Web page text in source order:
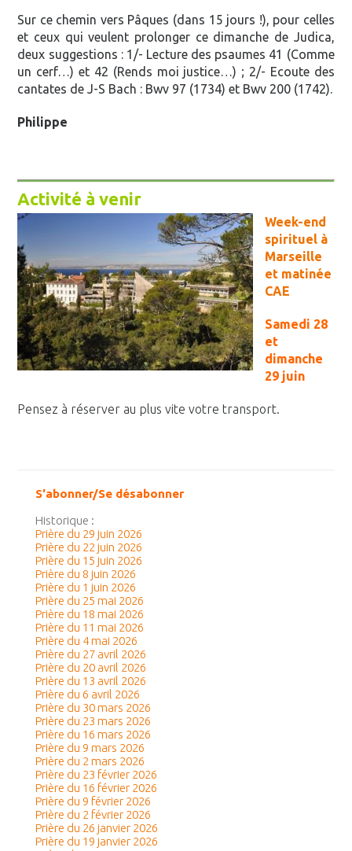
Sur ce chemin vers Pâques (dans 15 jours !), pour celles
et ceux qui veulent prolonger ce dimanche de Judica,
deux suggestions : 1/- Lecture des psaumes 41 (Comme
un cerf…) et 42 (Rends moi justice…) ; 2/- Ecoute des
cantates de J-S Bach : Bwv 97 (1734) et Bwv 200 (1742).
Philippe
Activité à venir
Week-end
spirituel à
Marseille
et matinée
CAE
Samedi 28
et
dimanche
29 juin
Pensez à réserver au plus vite votre transport.
S'abonner/Se désabonner
Historique :
Prière du 29 juin 2026
Prière du 22 juin 2026
Prière du 15 juin 2026
Prière du 8 juin 2026
Prière du 1 juin 2026
Prière du 25 mai 2026
Prière du 18 mai 2026
Prière du 11 mai 2026
Prière du 4 mai 2026
Prière du 27 avril 2026
Prière du 20 avril 2026
Prière du 13 avril 2026
Prière du 6 avril 2026
Prière du 30 mars 2026
Prière du 23 mars 2026
Prière du 16 mars 2026
Prière du 9 mars 2026
Prière du 2 mars 2026
Prière du 23 février 2026
Prière du 16 février 2026
Prière du 9 février 2026
Prière du 2 février 2026
Prière du 26 janvier 2026
Prière du 19 janvier 2026